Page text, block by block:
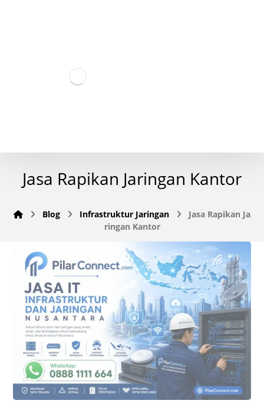
Jasa Rapikan Jaringan Kantor
Blog Infrastruktur Jaringan
Jasa Rapikan Ja
ringan Kantor